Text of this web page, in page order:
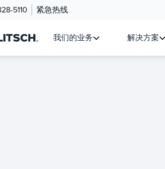
5110 紧急热线
我们的业务 解决方案